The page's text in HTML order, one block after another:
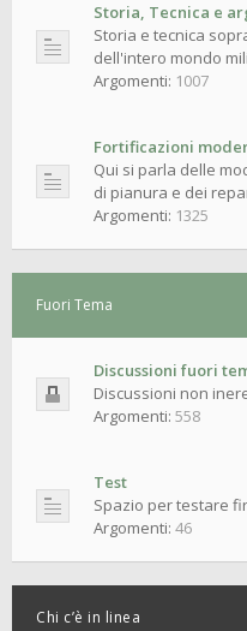
Storia, Tecnica e
Storia e tecnica
dell'intero mondo
Argomenti: 1007
Fortificazioni
Qui si parla delle
di pianura e dei
Argomenti: 1325
Fuori Tema
Discussioni fuori
Discussioni non
Argomenti: 558
Test
Spazio per testare
Argomenti: 46
Chi c’è in linea